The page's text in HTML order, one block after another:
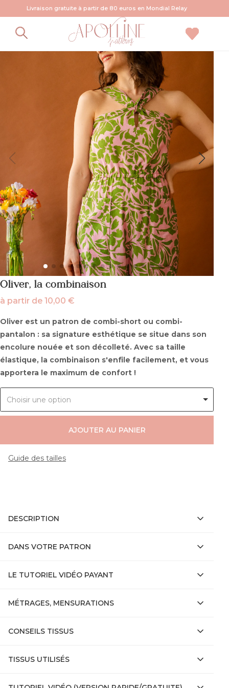
Livraison gratuite à partir de 80 euros en Mondial Relay
Oliver, la combinaison
à partir de 10,00 €
Oliver est un patron de combi-short ou combi-
pantalon : sa signature esthétique se situe dans son
encolure nouée et son décolleté. Avec sa taille
élastique, la combinaison s'enfile facilement, et vous
apportera le maximum de confort !
Choisir une option
AJOUTER AU PANIER
Guide des tailles
DESCRIPTION
DANS VOTRE PATRON
LE TUTORIEL VIDÉO PAYANT
MÉTRAGES, MENSURATIONS
CONSEILS TISSUS
TISSUS UTILISÉS